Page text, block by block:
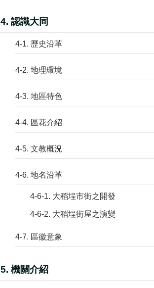
4. 認識大同
4-1. 歷史沿革
4-2. 地理環境
4-3. 地區特色
4-4. 區花介紹
4-5. 文教概況
4-6. 地名沿革
4-6-1. 大稻埕市街之開發
4-6-2. 大稻埕街屋之演變
4-7. 區徽意象
5. 機關介紹